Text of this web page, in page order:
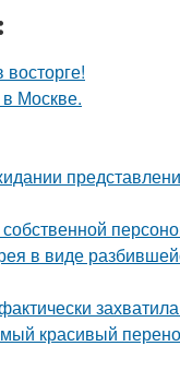
Москве.
в виде
красивый